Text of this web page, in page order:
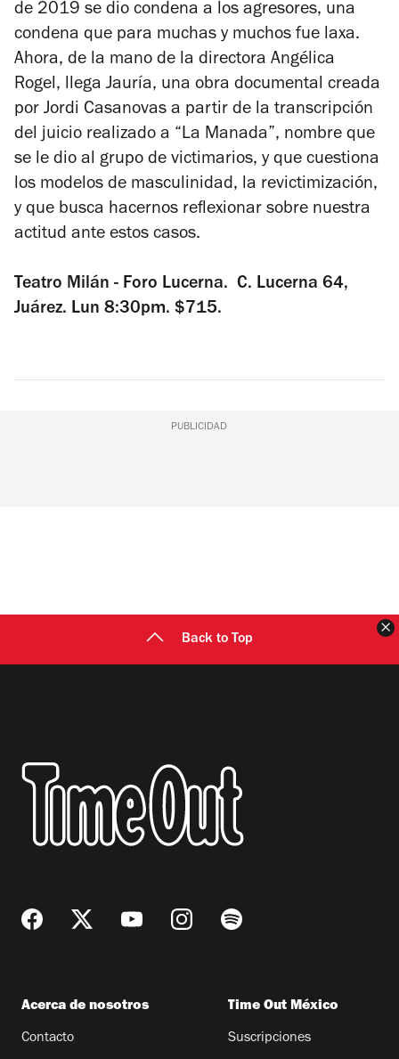
de 2019 se dio condena a los agresores, una
condena que para muchas y muchos fue laxa.
Ahora, de la mano de la directora Angélica
Rogel, llega Jauría, una obra documental creada
por Jordi Casanovas a partir de la transcripción
del juicio realizado a “La Manada”, nombre que
se le dio al grupo de victimarios, y que cuestiona
los modelos de masculinidad, la revictimización,
y que busca hacernos reflexionar sobre nuestra
actitud ante estos casos.
Teatro Milán - Foro Lucerna. C. Lucerna 64,
Juárez. Lun 8:30pm. $715.
PUBLICIDAD
Back to Top
Acerca de nosotros
Contacto
Time Out México
Suscripciones